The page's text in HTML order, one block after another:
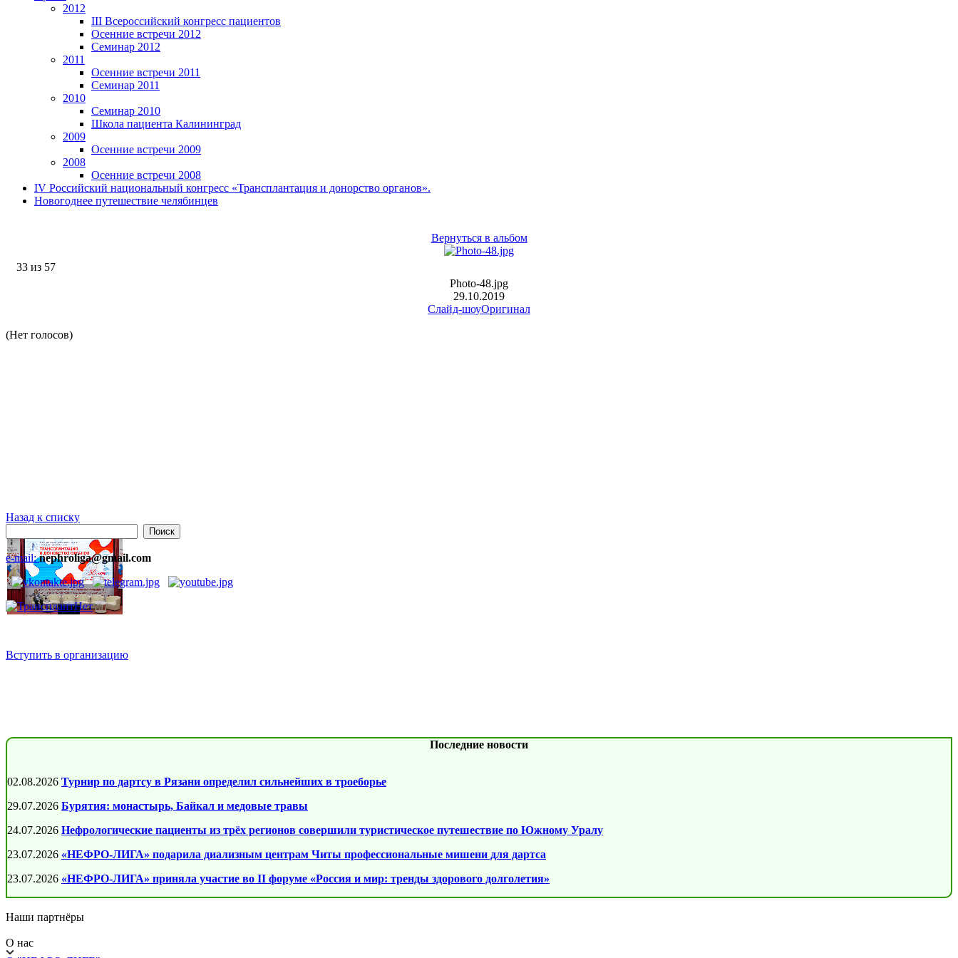
2012
III Всероссийский конгресс пациентов
Осенние встречи 2012
Семинар 2012
2011
Осенние встречи 2011
Семинар 2011
2010
Семинар 2010
Школа пациента Калининград
2009
Осенние встречи 2009
2008
Осенние встречи 2008
IV Российский национальный конгресс «Трансплантация и донорство органов».
Новогоднее путешествие челябинцев
Вернуться в альбом
33 из 57
Photo-48.jpg
29.10.2019
Слайд-шоуОригинал
(Нет голосов)
Назад к списку
e-mail:nephroliga@gmail.com
Вступить в организацию
Последние новости
02.08.2026 Турнир по дартсу в Рязани определил сильнейших в троеборье
29.07.2026 Бурятия: монастырь, Байкал и медовые травы
24.07.2026 Нефрологические пациенты из трёх регионов совершили туристическое путешествие по Южному Уралу
23.07.2026 «НЕФРО-ЛИГА» подарила диализным центрам Читы профессиональные мишени для дартса
23.07.2026 «НЕФРО-ЛИГА» приняла участие во II форуме «Россия и мир: тренды здорового долголетия»
Наши партнёры
О нас